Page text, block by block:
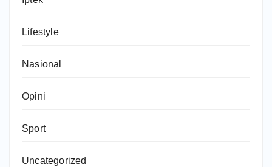
Lifestyle
Nasional
Opini
Sport
Uncategorized